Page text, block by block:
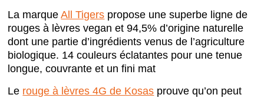
La marqueAll Tigers propose une superbe ligne de
rouges à lèvres vegan et 94,5% d’origine naturelle
dont une partie d’ingrédients venus de l’agriculture
biologique. 14 couleurs éclatantes pour une tenue
longue, couvrante et un fini mat
Le rouge à lèvres 4G de Kosas prouve qu’on peut